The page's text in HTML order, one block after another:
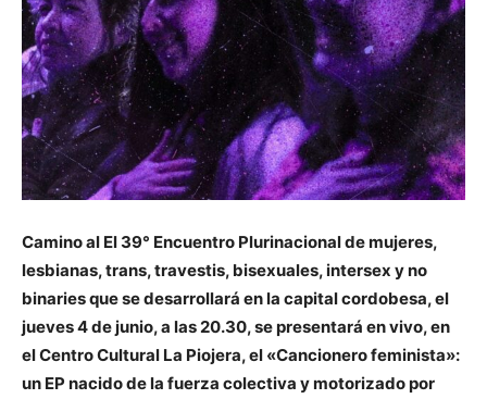
Camino al El 39° Encuentro Plurinacional de mujeres,
lesbianas, trans, travestis, bisexuales, intersex y no
binaries que se desarrollará en la capital cordobesa, el
jueves 4 de junio, a las 20.30, se presentará en vivo, en
el Centro Cultural La Piojera, el «Cancionero feminista»:
un EP nacido de la fuerza colectiva y motorizado por